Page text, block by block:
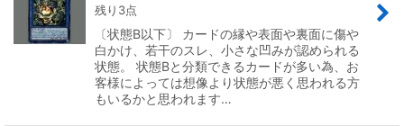
残り3点
〔状態B以下〕 カードの縁や表面や裏面に傷や
白かけ、若干のスレ、小さな凹みが認められる
状態。 状態Bと分類できるカードが多い為、お
客様によっては想像より状態が悪く思われる方
もいるかと思われます…